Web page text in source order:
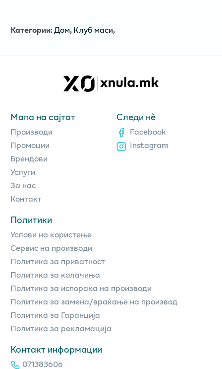
Категории:Дом,Клуб маси,
Мапа на сајтот
Производи
Промоции
Брендови
Услуги
За нас
Контакт
Политики
Услови на користење
Сервис на производи
Политика за приватност
Политика за колачиња
Политика за испорака на производи
Политика за замена/враќање на производ
Политика за Гаранција
Политика за рекламација
Контакт информации
071383606
Следи нè
Facebook
Instagram